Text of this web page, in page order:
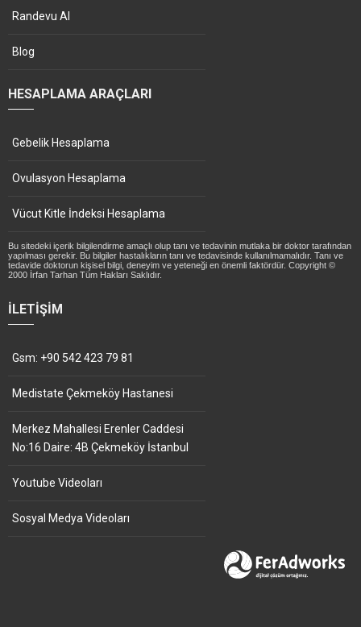
Randevu Al
Blog
HESAPLAMA ARAÇLARI
Gebelik Hesaplama
Ovulasyon Hesaplama
Vücut Kitle İndeksi Hesaplama
Bu sitedeki içerik bilgilendirme amaçlı olup tanı ve tedavinin mutlaka bir doktor tarafından
yapılması gerekir. Bu bilgiler hastalıkların tanı ve tedavisinde kullanılmamalıdır. Tanı ve
tedavide doktorun kişisel bilgi, deneyim ve yeteneği en önemli faktördür. Copyright ©
2000 İrfan Tarhan Tüm Hakları Saklıdır.
İLETIŞIM
Gsm: +90 542 423 79 81
Medistate Çekmeköy Hastanesi
Merkez Mahallesi Erenler Caddesi
No:16 Daire: 4B Çekmeköy İstanbul
Youtube Videoları
Sosyal Medya Videoları